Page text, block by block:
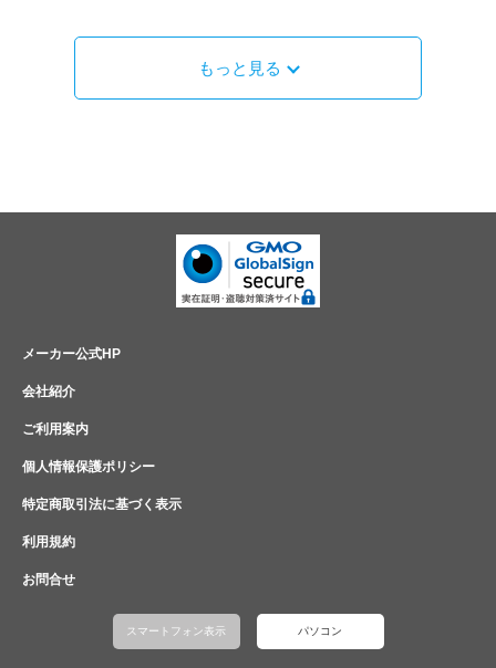
もっと見る
メーカー公式HP
会社紹介
ご利用案内
個人情報保護ポリシー
特定商取引法に基づく表示
利用規約
お問合せ
スマートフォン表示 パソコン